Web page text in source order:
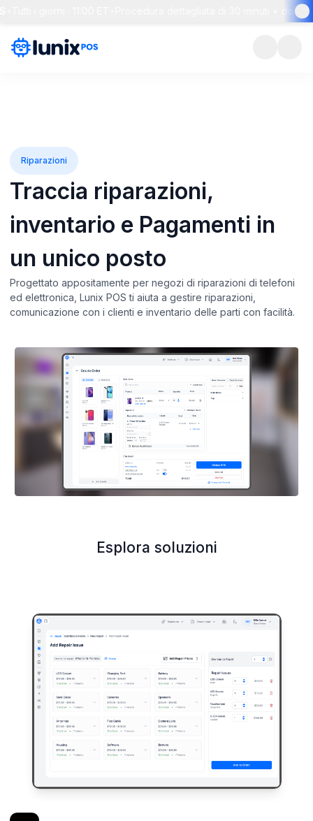
Procedura dettagliata di 30 minuti + domande e
Riparazioni
Traccia riparazioni,
inventario e Pagamenti in
un unico posto
Progettato appositamente per negozi di riparazioni di telefoni
ed elettronica, Lunix POS ti aiuta a gestire riparazioni,
comunicazione con i clienti e inventario delle parti con facilità.
Esplora soluzioni